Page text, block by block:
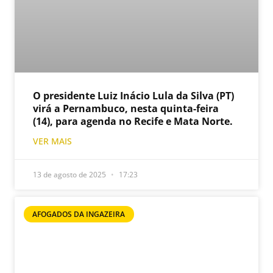
O presidente Luiz Inácio Lula da Silva (PT)
virá a Pernambuco, nesta quinta-feira
(14), para agenda no Recife e Mata Norte.
VER MAIS
13 de agosto de 2025 17:23
AFOGADOS DA INGAZEIRA